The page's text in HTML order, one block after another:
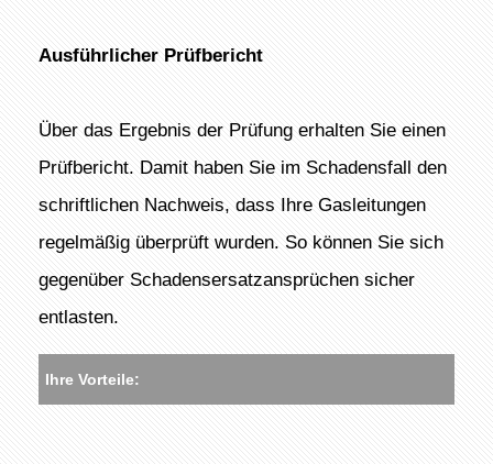
Ausführlicher Prüfbericht
Über das Ergebnis der Prüfung erhalten Sie einen
Prüfbericht. Damit haben Sie im Schadensfall den
schriftlichen Nachweis, dass Ihre Gasleitungen
regelmäßig überprüft wurden. So können Sie sich
gegenüber Schadensersatzansprüchen sicher
entlasten.
Ihre Vorteile: